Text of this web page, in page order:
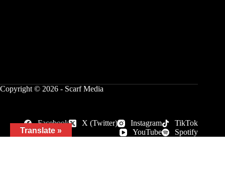
Copyright © 2026 - Scarf Media
Facebook X (Twitter) Instagram
TikTok
YouTube
Spotify
Translate »